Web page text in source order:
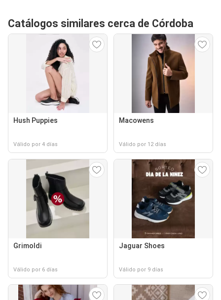
Catálogos similares cerca de Córdoba
Hush Puppies
Válido por 4 días
Macowens
Válido por 12 días
Grimoldi
Válido por 6 días
Jaguar Shoes
Válido por 9 días